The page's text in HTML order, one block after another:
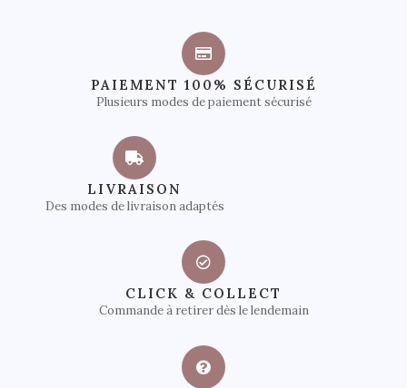
PAIEMENT 100% SÉCURISÉ
Plusieurs modes de paiement sécurisé
LIVRAISON
Des modes de livraison adaptés
CLICK & COLLECT
Commande à retirer dès le lendemain